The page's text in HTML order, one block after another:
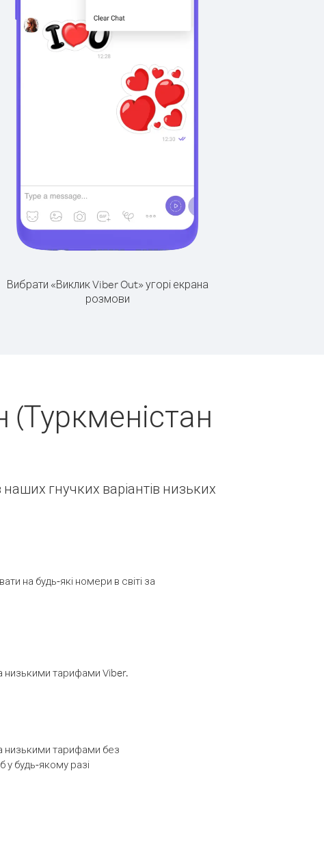
Вибрати «Виклик Viber Out» угорі екрана
розмови
гнучких варіантів низьких
на будь-які номери в світі за
низькими тарифами Viber.
низькими тарифами без
у будь-якому разі